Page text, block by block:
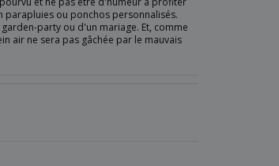
parapluies ou ponchos personnalisés.
party ou d'un mariage. Et, comme
air ne sera pas gâchée par le mauvais